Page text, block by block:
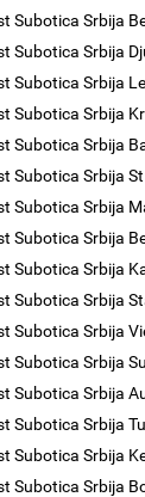
Subotica Srbija
Subotica Srbija
Subotica Srbija
Subotica Srbija
Subotica Srbija
Subotica Srbija
Subotica Srbija
Subotica Srbija
Subotica Srbija
Subotica Srbija
Subotica Srbija
Subotica Srbija
Subotica Srbija
Subotica Srbija
Subotica Srbija
Subotica Srbija